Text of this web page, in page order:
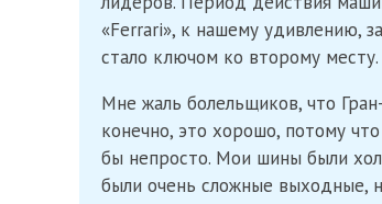
«Ferrari», к нашему удивлению,
стало ключом ко второму месту.
Мне жаль болельщиков, что
конечно, это хорошо, потому
бы непросто. Мои шины были
были очень сложные выходные,